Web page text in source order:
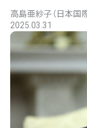
高島亜紗子（日本国
2025.03.31